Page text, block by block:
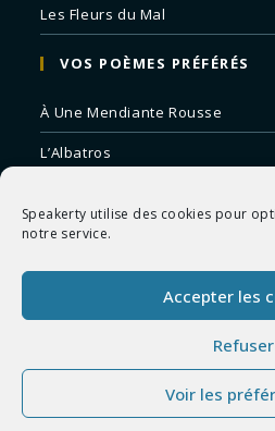
Speakerty utilise des cookies pour
notre service.
Accepter les
Refuser
Voir les
Les Fleurs du Mal
VOS POÈMES PRÉFÉRÉS
À Une Mendiante Rousse
L’Albatros
Remords Posthume
La Mort des Artistes
Copyright 2026 -